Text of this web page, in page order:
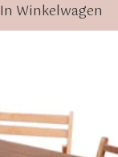
In Winkelwagen